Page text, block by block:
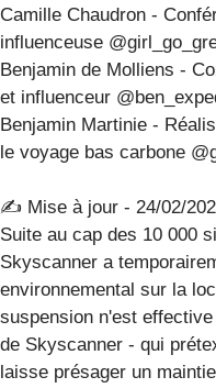
Camille Chaudron -
influenceuse
Benjamin de Molliens -
et influenceur
Benjamin Martinie -
le voyage bas carbone
✍️ Mise à jour - 24/02/
Suite au cap des 10 000
Skyscanner a
environnemental sur la
suspension n'est
de Skyscanner - qui
laisse présager un